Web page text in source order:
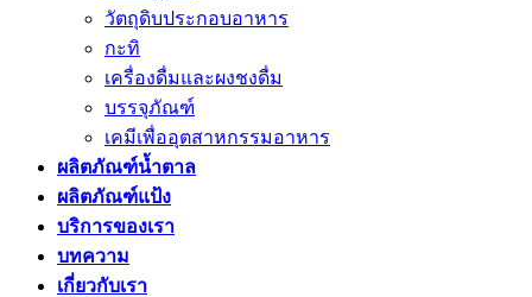
วัตถุดิบประกอบอาหาร
กะทิ
เครื่องดื่มและผงชงดื่ม
บรรจุภัณฑ์
เคมีเพื่ออุตสาหกรรมอาหาร
ผลิตภัณฑ์น้ำตาล
ผลิตภัณฑ์แป้ง
บริการของเรา
บทความ
เกี่ยวกับเรา